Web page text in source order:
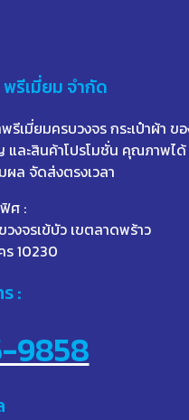
รีเมี่ยม จำกัด
รีเมี่ยมครบวงจร กระเป๋าผ้า ข
และสินค้าโปรโมชั่น คุณภาพได้
ผล จัดส่งตรงเวลา
ศ :
งจรเข้บัว เขตลาดพร้าว
10230
:
9858